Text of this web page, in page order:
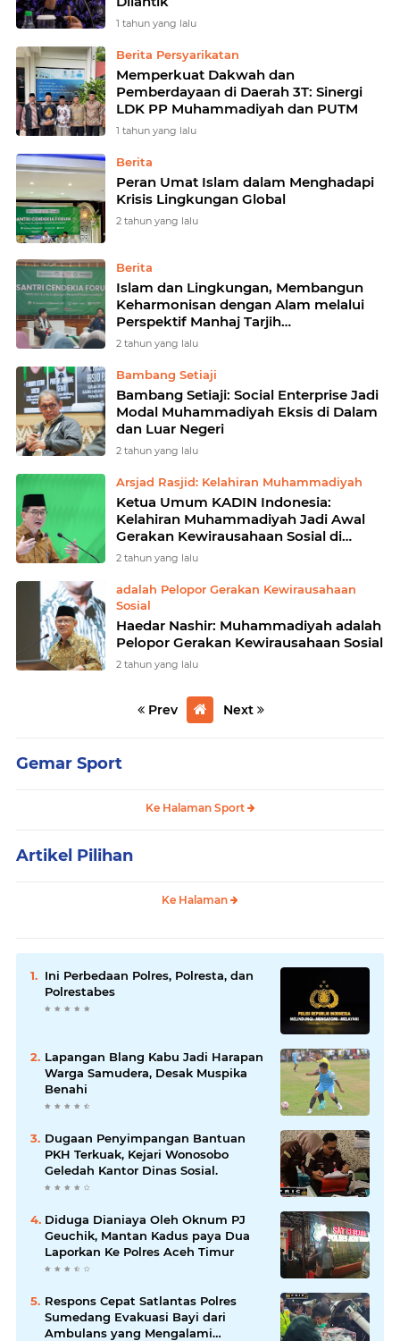
1 tahun yang lalu
Berita Persyarikatan
Memperkuat Dakwah dan
Pemberdayaan di Daerah 3T: Sinergi
LDK PP Muhammadiyah dan PUTM
1 tahun yang lalu
Berita
Peran Umat Islam dalam Menghadapi
Krisis Lingkungan Global
2 tahun yang lalu
Berita
Islam dan Lingkungan, Membangun
Keharmonisan dengan Alam melalui
Perspektif Manhaj Tarjih
Muhammadiyah
2 tahun yang lalu
Bambang Setiaji
Bambang Setiaji: Social Enterprise Jadi
Modal Muhammadiyah Eksis di Dalam
dan Luar Negeri
2 tahun yang lalu
Arsjad Rasjid: Kelahiran Muhammadiyah
Ketua Umum KADIN Indonesia:
Kelahiran Muhammadiyah Jadi Awal
Gerakan Kewirausahaan Sosial di
Indonesia
2 tahun yang lalu
adalah Pelopor Gerakan Kewirausahaan
Sosial
Haedar Nashir: Muhammadiyah adalah
Pelopor Gerakan Kewirausahaan Sosial
2 tahun yang lalu
Prev Next
Gemar Sport
Ke Halaman Sport
Artikel Pilihan
Ke Halaman
Ini Perbedaan Polres, Polresta, dan
Polrestabes
Lapangan Blang Kabu Jadi Harapan
Warga Samudera, Desak Muspika
Benahi
Dugaan Penyimpangan Bantuan
PKH Terkuak, Kejari Wonosobo
Geledah Kantor Dinas Sosial.
Diduga Dianiaya Oleh Oknum PJ
Geuchik, Mantan Kadus paya Dua
Laporkan Ke Polres Aceh Timur
Respons Cepat Satlantas Polres
Sumedang Evakuasi Bayi dari
Ambulans yang Mengalami